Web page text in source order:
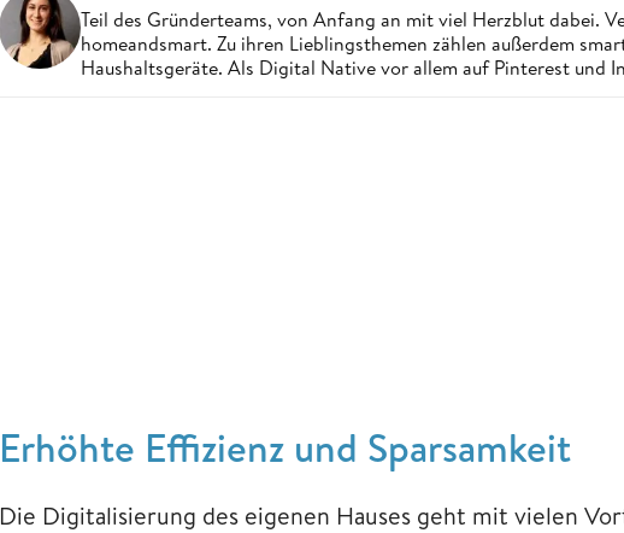
Teil des Gründerteams, von Anfang an mit viel Herzblut dabei.
homeandsmart. Zu ihren Lieblingsthemen zählen außerdem
Haushaltsgeräte. Als Digital Native vor allem auf Pinterest und
Erhöhte Effizienz und Sparsamkeit
Die Digitalisierung des eigenen Hauses geht mit vielen